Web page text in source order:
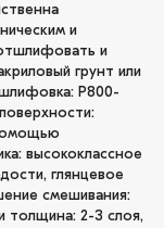
и
и
грунт или
P800-
высококлассное
глянцевое
смешивания:
и толщина: 2-3 слоя,